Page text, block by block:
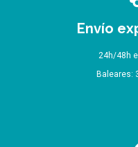
Envío
24h/48h
Baleares: